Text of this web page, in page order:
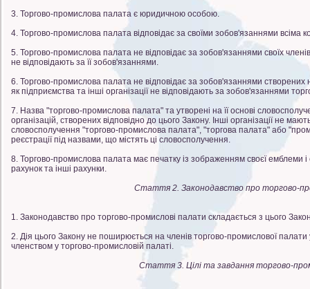
3. Торгово-промислова палата є юридичною особою.
4. Торгово-промислова палата відповідає за своїми зобов'язаннями
5. Торгово-промислова палата не відповідає за зобов'язаннями своїх
не відповідають за її зобов'язаннями.
6. Торгово-промислова палата не відповідає за зобов'язаннями створених
як підприємства та інші організації не відповідають за зобов'язаннями
7. Назва "торгово-промислова палата" та утворені на її основі
організацій, створених відповідно до цього Закону. Інші організації не
словосполучення "торгово-промислова палата", "торгова палата" або
реєстрації під назвами, що містять ці словосполучення.
8. Торгово-промислова палата має печатку із зображенням своєї емблеми
рахунок та інші рахунки.
Стаття 2. Законодавство про торгово-
1. Законодавство про торгово-промислові палати складається з цього
2. Дія цього Закону не поширюється на членів торгово-промислової палати
членством у торгово-промисловій палаті.
Стаття 3. Цілі та завдання торгово-